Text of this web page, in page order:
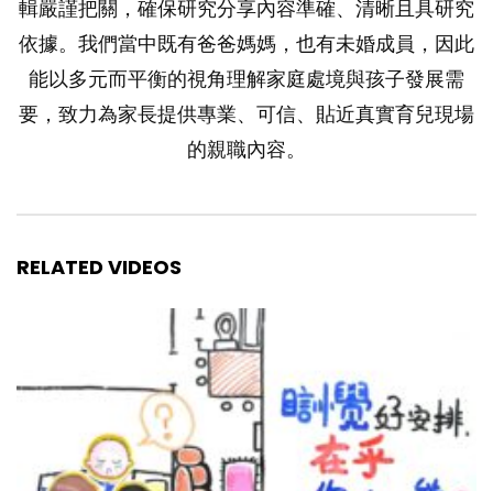
輯嚴謹把關，確保研究分享內容準確、清晰且具研究
依據。我們當中既有爸爸媽媽，也有未婚成員，因此
能以多元而平衡的視角理解家庭處境與孩子發展需
要，致力為家長提供專業、可信、貼近真實育兒現場
的親職內容。
RELATED VIDEOS